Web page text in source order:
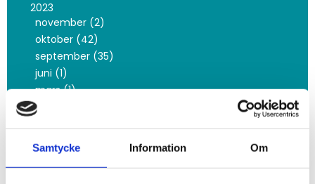
Samtycke Information Om
2023
november (2)
oktober (42)
september (35)
juni (1)
mars (1)
februari (4)
2022
december (2)
oktober (3)